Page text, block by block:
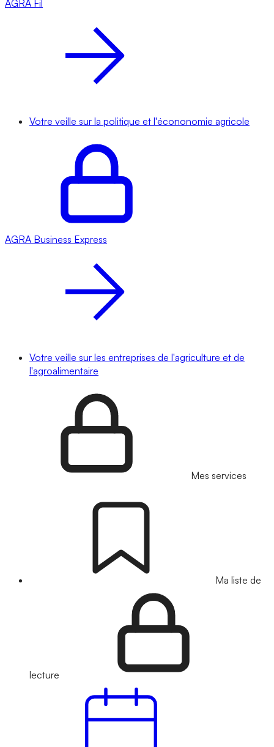
AGRA Fil
Votre veille sur la politique et l'écononomie agricole
AGRA Business Express
Votre veille sur les entreprises de l'agriculture et de
l'agroalimentaire
Mes services
Ma liste de
lecture